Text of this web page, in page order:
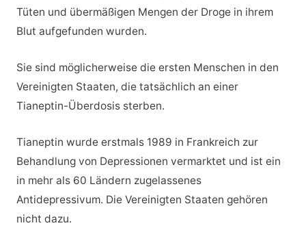
Tüten und übermäßigen Mengen der Droge in ihrem
Blut aufgefunden wurden.
Sie sind möglicherweise die ersten Menschen in den
Vereinigten Staaten, die tatsächlich an einer
Tianeptin-Überdosis sterben.
Tianeptin wurde erstmals 1989 in Frankreich zur
Behandlung von Depressionen vermarktet und ist ein
in mehr als 60 Ländern zugelassenes
Antidepressivum. Die Vereinigten Staaten gehören
nicht dazu.